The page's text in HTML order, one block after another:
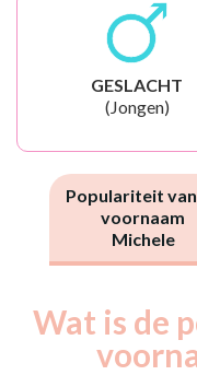
GESLACHT
(Jongen)
Populariteit
voornaam
Michele
Wat is de
Année
Nouveaux-
nés